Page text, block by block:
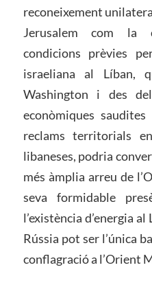
reconeixement
Jerusalem com la
condicions prèvies
israeliana al Líban,
Washington i des
econòmiques
reclams territorials
libaneses, podria
més àmplia arreu de
seva formidable
l’existència d’energia
Rússia pot ser l’única
conflagració a l’Orient